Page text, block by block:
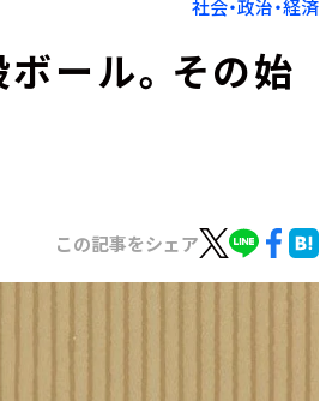
社会・政治・経済
ール。その始
この記事をシェア